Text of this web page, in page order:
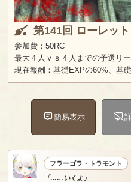
第141回 ローレッ
参加費：50RC
最大４人ｖｓ４人までの予選リ
現在報酬：基礎EXPの60%、基
簡易表示
フラーゴラ・トラモント
「……いくよ」